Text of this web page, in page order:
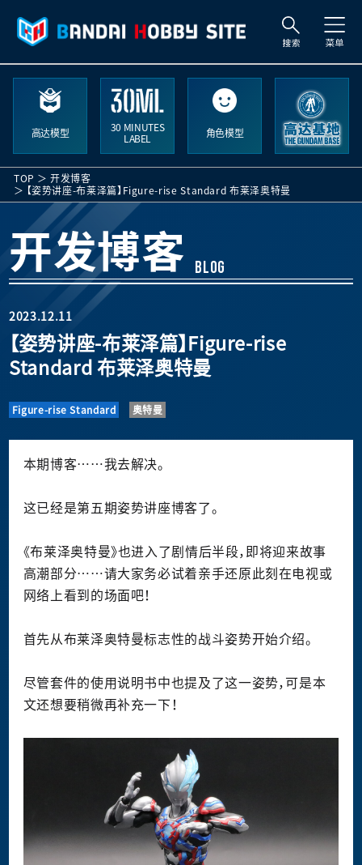
索
高达模型
30 MINUTES
LABEL
角色模型
TOP
开发博客
【姿势讲座-布莱泽篇】Figure-rise Standard 布莱泽奥特曼
开发博客 BLOG
2023.12.11
【姿势讲座-布莱泽篇】Figure-rise
Standard 布莱泽奥特曼
Figure-rise Standard 奥特曼
本期博客……我去解决。
这已经是第五期姿势讲座博客了。
《布莱泽奥特曼》也进入了剧情后半段，即将迎来故事
高潮部分……请大家务必试着亲手还原此刻在电视或
网络上看到的场面吧！
首先从布莱泽奥特曼标志性的战斗姿势开始介绍。
尽管套件的使用说明书中也提及了这一姿势，可是本
文还想要稍微再补充一下！